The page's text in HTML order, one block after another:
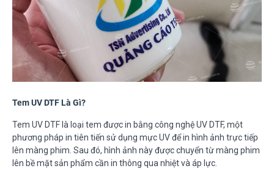
Tem UV DTF Là Gì?
Tem UV DTF là loại tem được in bằng công nghệ UV DTF, một
phương pháp in tiên tiến sử dụng mực UV để in hình ảnh trực tiếp
lên màng phim. Sau đó, hình ảnh này được chuyển từ màng phim
lên bề mặt sản phẩm cần in thông qua nhiệt và áp lực.